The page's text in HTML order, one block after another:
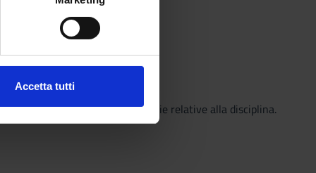
che hai fornito loro o
Accetta tutti
Milano, III ed., 2014.
statali, costituzionali ed ordinarie relative alla disciplina.